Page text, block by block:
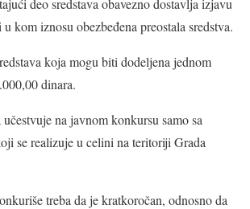
deo sredstava obavezno dostavlja izjavu
kom iznosu obezbeđena preostala sredstva.
koja mogu biti dodeljena jednom
dinara.
na javnom konkursu samo sa
se realizuje u celini na teritoriji Grada
treba da je kratkoročan, odnosno da